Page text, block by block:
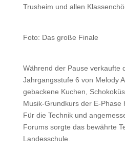
Trusheim und allen
Foto: Das große Finale
Während der Pause verkaufte
Jahrgangsstufe 6 von Melody
gebackene Kuchen,
Musik-Grundkurs der E-Phase
Für die Technik und
Forums sorgte das bewährte
Landesschule.